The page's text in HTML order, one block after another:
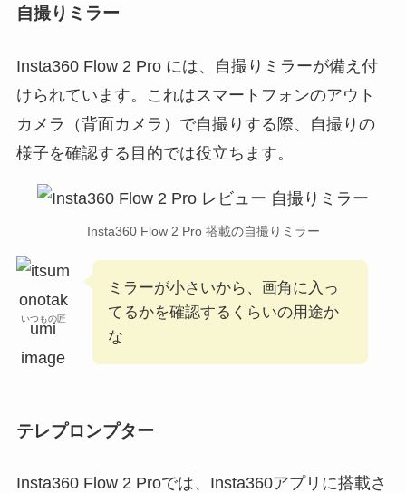
自撮りミラー
Insta360 Flow 2 Pro には、自撮りミラーが備え付
けられています。これはスマートフォンのアウト
カメラ（背面カメラ）で自撮りする際、自撮りの
様子を確認する目的では役立ちます。
Insta360 Flow 2 Pro 搭載の自撮りミラー
いつもの匠
ミラーが小さいから、画角に入っ
てるかを確認するくらいの用途か
な
テレプロンプター
Insta360 Flow 2 Proでは、Insta360アプリに搭載さ